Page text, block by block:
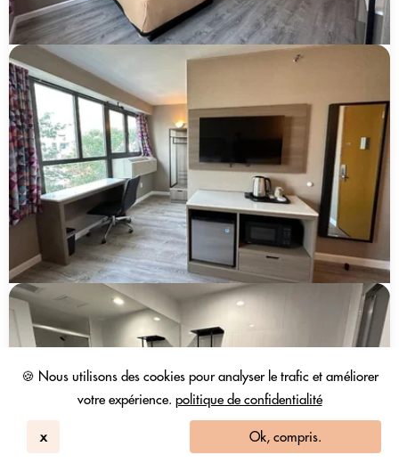
🍪 Nous utilisons des cookies pour analyser le trafic et améliorer
votre expérience. politique de confidentialité
x Ok, compris.